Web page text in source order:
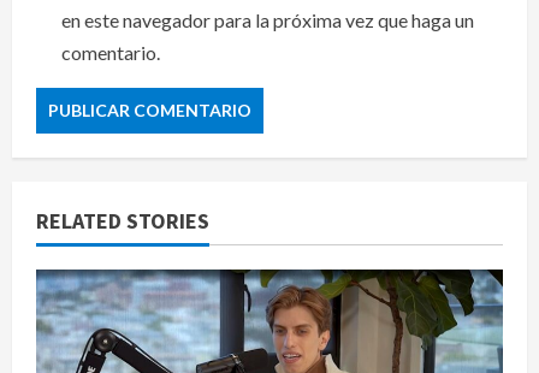
en este navegador para la próxima vez que haga un
comentario.
RELATED STORIES